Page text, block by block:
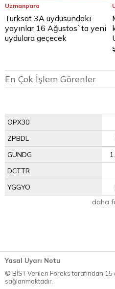
Uzmanpara
Türksat 3A uydusundaki
yayınlar 16 Ağustos`ta yeni
uydulara geçecek
En Çok İşlem Görenler
OPX30
ZPBDL
GUNDG
DCTTR
YGGYO
daha
Yasal Uyarı Notu
© BİST Verileri Foreks tarafından
sağlanmaktadır.